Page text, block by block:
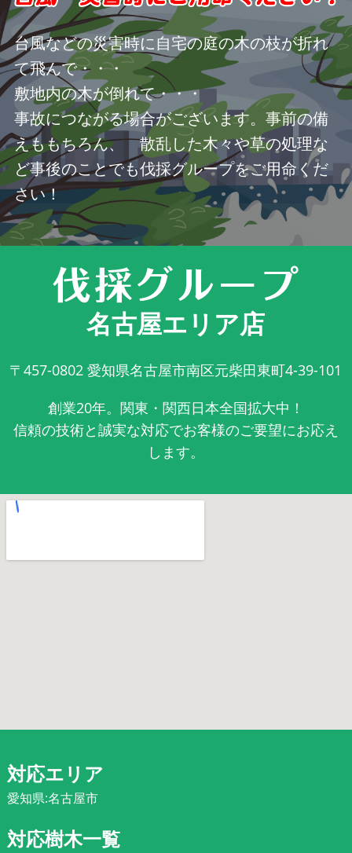
台風などの災害時に自宅の庭の木の枝が折れ
て飛んで・・・
敷地内の木が倒れて・・・
事故につながる場合がございます。事前の備
えももちろん、 散乱した木々や草の処理な
ど事後のことでも伐採グループをご用命くだ
さい！
名古屋エリア店
〒457-0802 愛知県名古屋市南区元柴田東町4-39-101
創業20年。関東・関西日本全国拡大中！
信頼の技術と誠実な対応でお客様のご要望にお応え
します。
対応エリア
愛知県:名古屋市
対応樹木一覧